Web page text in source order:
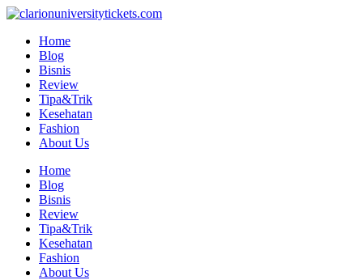
Skip
contentHome
Blog
Bisnis
Review
Tipa&Trik
Kesehatan
Fashion
About Us
Home
Blog
Bisnis
Review
Tipa&Trik
Kesehatan
Fashion
About Us